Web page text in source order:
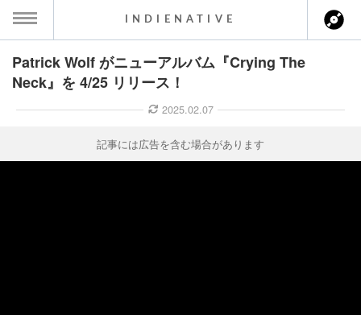
MENU
INDIENATIVE
Patrick Wolf がニューアルバム『Crying The
Neck』を 4/25 リリース！
2025.02.07
記事には広告を含む場合があります